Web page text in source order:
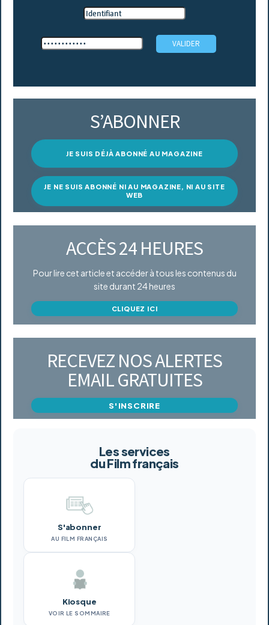
S’ABONNER
JE SUIS DÉJÀ ABONNÉ AU MAGAZINE
JE NE SUIS ABONNÉ NI AU MAGAZINE, NI AU SITE
WEB
ACCÈS 24 HEURES
Pour lire cet article et accéder à tous les contenus du
site durant 24 heures
CLIQUEZ ICI
RECEVEZ NOS ALERTES
EMAIL GRATUITES
S'INSCRIRE
Les services
du Film français
S'abonner
AU FILM FRANÇAIS
Kiosque
VOIR LE SOMMAIRE